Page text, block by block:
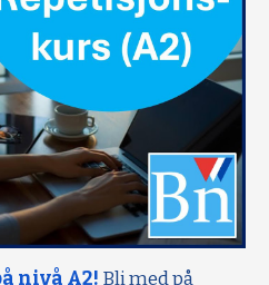
nivå A2! Bli med på